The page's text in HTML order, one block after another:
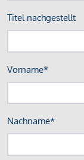
Titel nachgestellt
Vorname*
Nachname*